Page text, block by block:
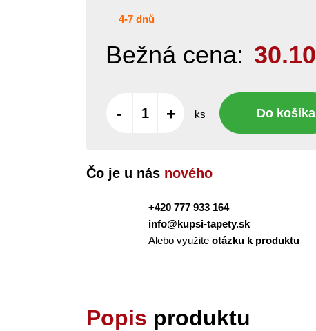
4-7 dnů
Bežná cena: 30.10
- + ks Do košíka
Čo je u nás nového
+420 777 933 164
info@kupsi-tapety.sk
Alebo využite otázku k produktu
Popis produktu